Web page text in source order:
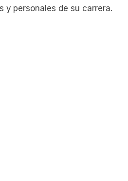
y personales de su carrera.